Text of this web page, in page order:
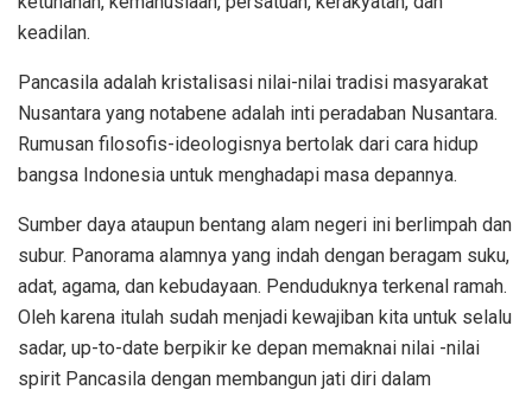
keadilan.
Pancasila adalah kristalisasi nilai-nilai tradisi masyarakat
Nusantara yang notabene adalah inti peradaban Nusantara.
Rumusan filosofis-ideologisnya bertolak dari cara hidup
bangsa Indonesia untuk menghadapi masa depannya.
Sumber daya ataupun bentang alam negeri ini berlimpah dan
subur. Panorama alamnya yang indah dengan beragam suku,
adat, agama, dan kebudayaan. Penduduknya terkenal ramah.
Oleh karena itulah sudah menjadi kewajiban kita untuk selalu
sadar, up-to-date berpikir ke depan memaknai nilai -nilai
spirit Pancasila dengan membangun jati diri dalam